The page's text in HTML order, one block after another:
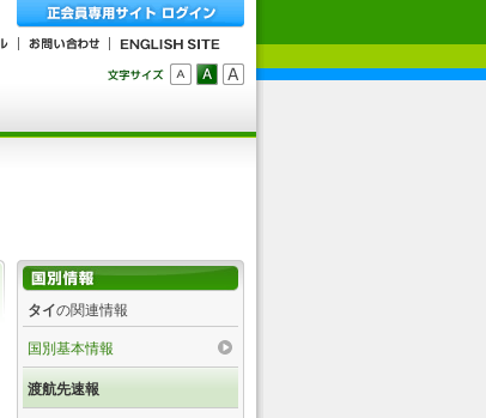
タイの関連情報
国別基本情報
渡航先速報